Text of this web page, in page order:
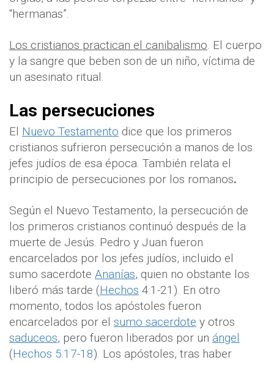
“hermanas”.
Los cristianos practican el canibalismo. El cuerpo
y la sangre que beben son de un niño, víctima de
un asesinato ritual.
Las persecuciones
El Nuevo Testamento dice que los primeros
cristianos sufrieron persecución a manos de los
jefes judíos de esa época. También relata el
principio de persecuciones por los romanos.
Según el Nuevo Testamento, la persecución de
los primeros cristianos continuó después de la
muerte de Jesús. Pedro y Juan fueron
encarcelados por los jefes judíos, incluido el
sumo sacerdote Ananías, quien no obstante los
liberó más tarde (Hechos 4:1-21). En otro
momento, todos los apóstoles fueron
encarcelados por el sumo sacerdote y otros
saduceos, pero fueron liberados por un ángel
(Hechos 5:17-18). Los apóstoles, tras haber